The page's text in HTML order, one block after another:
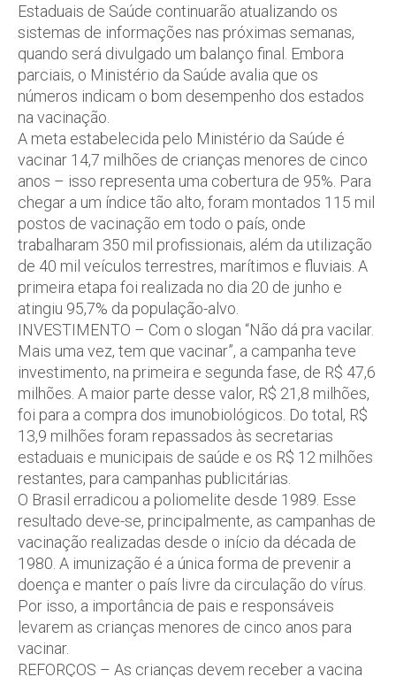
Estaduais de Saúde continuarão atualizando os
sistemas de informações nas próximas semanas,
quando será divulgado um balanço final. Embora
parciais, o Ministério da Saúde avalia que os
números indicam o bom desempenho dos estados
na vacinação.
A meta estabelecida pelo Ministério da Saúde é
vacinar 14,7 milhões de crianças menores de cinco
anos – isso representa uma cobertura de 95%. Para
chegar a um índice tão alto, foram montados 115 mil
postos de vacinação em todo o país, onde
trabalharam 350 mil profissionais, além da utilização
de 40 mil veículos terrestres, marítimos e fluviais. A
primeira etapa foi realizada no dia 20 de junho e
atingiu 95,7% da população-alvo.
INVESTIMENTO – Com o slogan “Não dá pra vacilar.
Mais uma vez, tem que vacinar”, a campanha teve
investimento, na primeira e segunda fase, de R$ 47,6
milhões. A maior parte desse valor, R$ 21,8 milhões,
foi para a compra dos imunobiológicos. Do total, R$
13,9 milhões foram repassados às secretarias
estaduais e municipais de saúde e os R$ 12 milhões
restantes, para campanhas publicitárias.
O Brasil erradicou a poliomelite desde 1989. Esse
resultado deve-se, principalmente, as campanhas de
vacinação realizadas desde o início da década de
1980. A imunização é a única forma de prevenir a
doença e manter o país livre da circulação do vírus.
Por isso, a importância de pais e responsáveis
levarem as crianças menores de cinco anos para
vacinar.
REFORÇOS – As crianças devem receber a vacina